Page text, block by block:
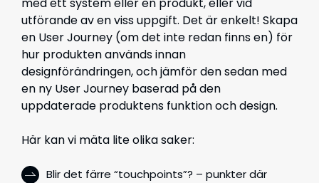
utförande av en viss uppgift. Det är enkelt! Skapa
en User Journey (om det inte redan finns en) för
hur produkten används innan
designförändringen, och jämför den sedan med
en ny User Journey baserad på den
uppdaterade produktens funktion och design.
Här kan vi mäta lite olika saker:
Blir det färre “touchpoints”? – punkter där